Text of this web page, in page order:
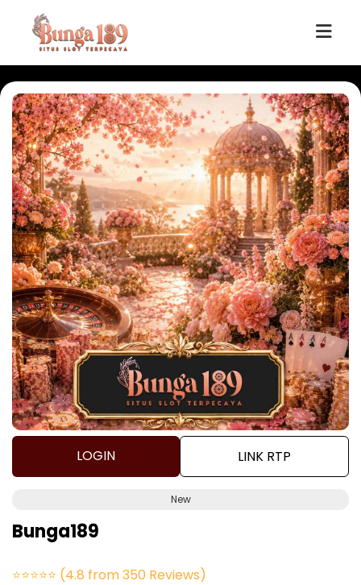
New
Bunga189
⭐⭐⭐⭐⭐ (4.8 from 350 Reviews)
LOGIN LINK RTP